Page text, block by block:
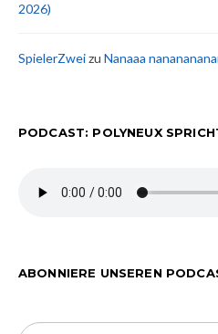
2026)
SpielerZweizu Nanaaa
PODCAST: POLYNEUX
ABONNIERE UNSEREN